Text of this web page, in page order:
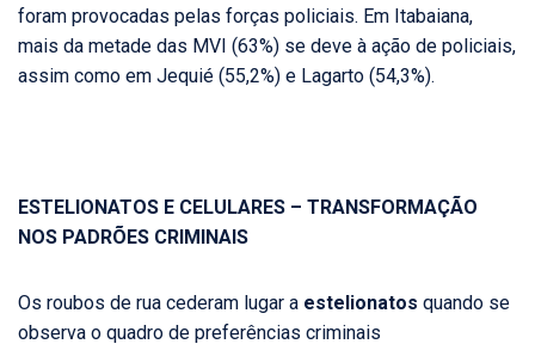
foram provocadas pelas forças policiais. Em Itabaiana,
mais da metade das MVI (63%) se deve à ação de policiais,
assim como em Jequié (55,2%) e Lagarto (54,3%).
ESTELIONATOS E CELULARES – TRANSFORMAÇÃO
NOS PADRÕES CRIMINAIS
Os roubos de rua cederam lugar a estelionatos quando se
observa o quadro de preferências criminais